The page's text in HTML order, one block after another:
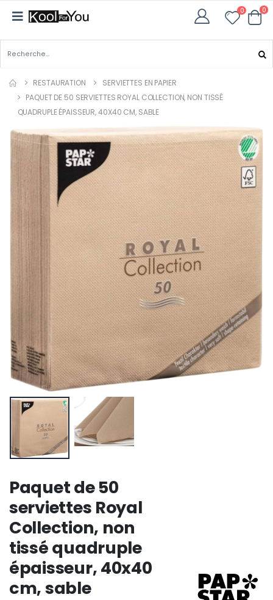
0 0
RESTAURATION
SERVIETTES EN PAPIER
PAQUET DE 50 SERVIETTES ROYAL COLLECTION, NON TISSÉ
QUADRUPLE ÉPAISSEUR, 40X40 CM, SABLE
Paquet de 50
serviettes Royal
Collection, non
tissé quadruple
épaisseur, 40x40
cm, sable